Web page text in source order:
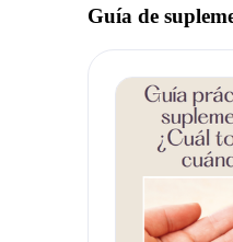
Guía de